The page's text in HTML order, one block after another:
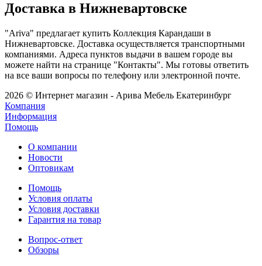
Доставка в Нижневартовске
"Ariva" предлагает купить Коллекция Карандаши в
Нижневартовске. Доставка осуществляется транспортными
компаниями. Адреса пунктов выдачи в вашем городе вы
можете найти на странице "Контакты". Мы готовы ответить
на все ваши вопросы по телефону или электронной почте.
2026 © Интернет магазин - Арива Мебель Екатеринбург
Компания
Информация
Помощь
О компании
Новости
Оптовикам
Помощь
Условия оплаты
Условия доставки
Гарантия на товар
Вопрос-ответ
Обзоры